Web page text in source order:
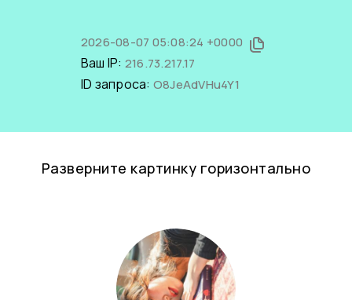
2026-08-07 05:08:24 +0000
Ваш IP: 216.73.217.17
ID запроса: O8JeAdVHu4Y1
Разверните картинку горизонтально